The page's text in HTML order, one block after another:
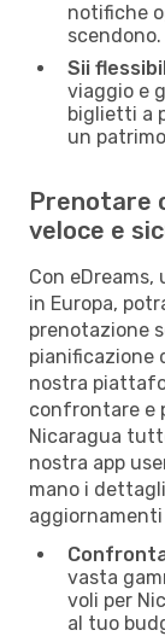
notifiche
scendono.
Sii
viaggio e
biglietti a
un
Prenotare
veloce e
Con
in Europa,
prenotazione
pianificazione
nostra
confrontare e
Nicaragua
nostra app
mano i
vasta
voli per
al tuo